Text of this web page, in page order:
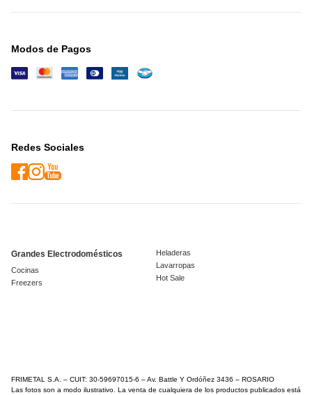
Modos de Pagos
Redes Sociales
Grandes Electrodomésticos
Cocinas
Freezers
Heladeras
Lavarropas
Hot Sale
FRIMETAL S.A. – CUIT: 30-59697015-6 – Av. Battle Y Ordóñez 3436 – ROSARIO
Las fotos son a modo ilustrativo. La venta de cualquiera de los productos publicados está